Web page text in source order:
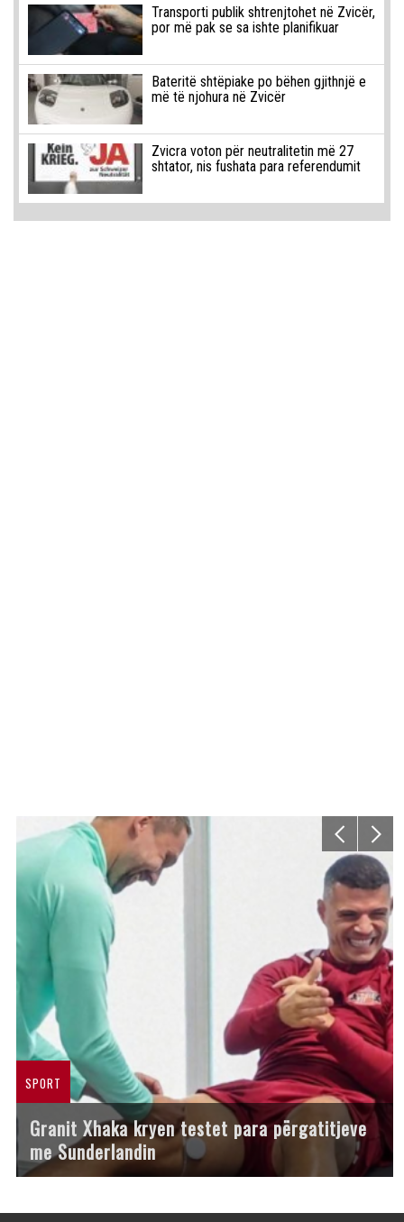
Transporti publik shtrenjtohet në Zvicër,
por më pak se sa ishte planifikuar
Bateritë shtëpiake po bëhen gjithnjë e
më të njohura në Zvicër
Zvicra voton për neutralitetin më 27
shtator, nis fushata para referendumit
SPORT
Granit Xhaka kryen testet para përgatitjeve
me Sunderlandin